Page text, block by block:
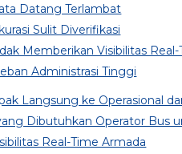
Datang Terlambat
Sulit Diverifikasi
Memberikan Visibilitas Real-
Administrasi Tinggi
Langsung ke Operasional
Dibutuhkan Operator Bus
Real-Time Armada